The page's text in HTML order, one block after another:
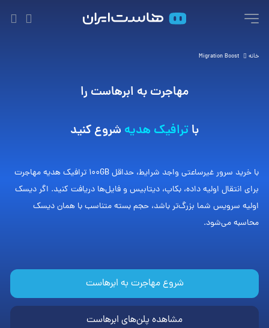
خانه Migration Boost
مهاجرت به ابرهاست را
باترافیک هدیه شروع کنید
با خرید سرور غیرساعتی واجد شرایط، حداقل ۱۰۰GB ترافیک هدیه مهاجرت
برای انتقال اولیه داده، بکاپ، دیتابیس و فایل‌ها دریافت کنید. اگر دیسک
اولیه سرویس شما بزرگ‌تر باشد، حجم بسته متناسب با همان دیسک
محاسبه می‌شود.
شروع مهاجرت به ابرهاست
مشاهده پلن‌های ابرهاست